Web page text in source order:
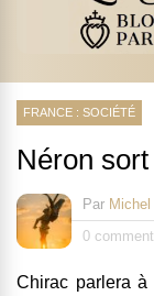
FRANCE : SOCIÉTÉ
Néron
Par
0
Chirac parlera à